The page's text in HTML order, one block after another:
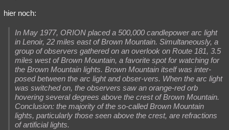
hier noch:
In May 1977, ORION placed a 500,000 candlepower arc light
in Lenoir, 22 miles east of Brown Mountain. Simultaneously, a
group of observers gathered on an overlook on Route 181, 3.5
miles west of Brown Mountain, a favorite spot for watching for
the Brown Mountain lights. Brown Mountain itself was inter-
posed between the arc light and obser-vers. When the arc light
was switched on, the observers saw an orange-red orb
hovering several degrees above the crest of Brown Mountain.
Conclusion: the majority of the so-called Brown Mountain
lights, particularly those seen above the crest, are refractions
of artificial lights.